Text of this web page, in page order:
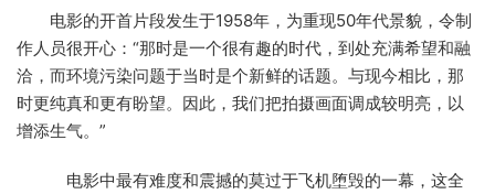
电影的开首片段发生于1958年，为重现50年代景貌，令制
作人员很开心：“那时是一个很有趣的时代，到处充满希望和融
洽，而环境污染问题于当时是个新鲜的话题。与现今相比，那
时更纯真和更有盼望。因此，我们把拍摄画面调成较明亮，以
增添生气。”
电影中最有难度和震撼的莫过于飞机堕毁的一幕，这全